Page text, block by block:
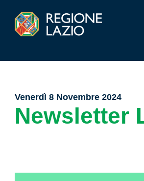
Venerdì 8 Novembre 2024
Newsletter